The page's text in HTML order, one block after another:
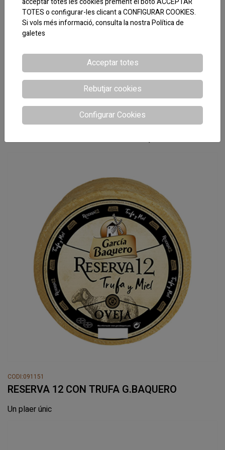
CODI:090130
BARRA TENDRE AL BUIT G.BAQUERO
CODI:091151
RESERVA 12 CON TRUFA G.BAQUERO
Un plaer únic
TOTES o configurar-les clicant a CONFIGURAR COOKIES.
Si vols més informació, consulta la nostraPolítica de
galetes
Acceptar totes
Rebutjar cookies
Configurar Cookies